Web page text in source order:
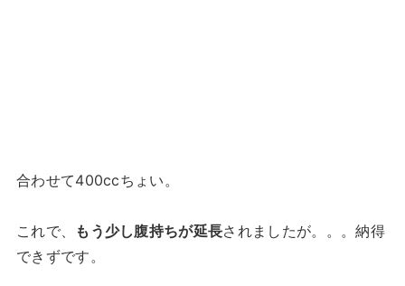
合わせて400ccちょい。
これで、 もう少し腹持ちが延長されましたが。。。納得
できずです。